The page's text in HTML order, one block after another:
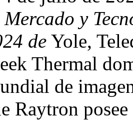
Mercado y
de Yole,
Thermal
de
Raytron